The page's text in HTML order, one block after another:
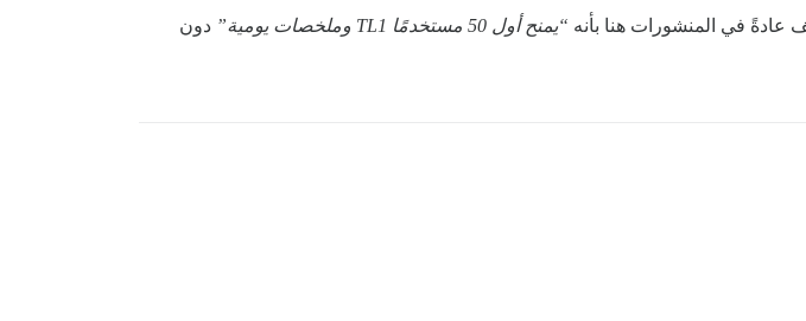
“يمنح أول 50 مستخدمًا TL1 وملخصات يومية”
دون